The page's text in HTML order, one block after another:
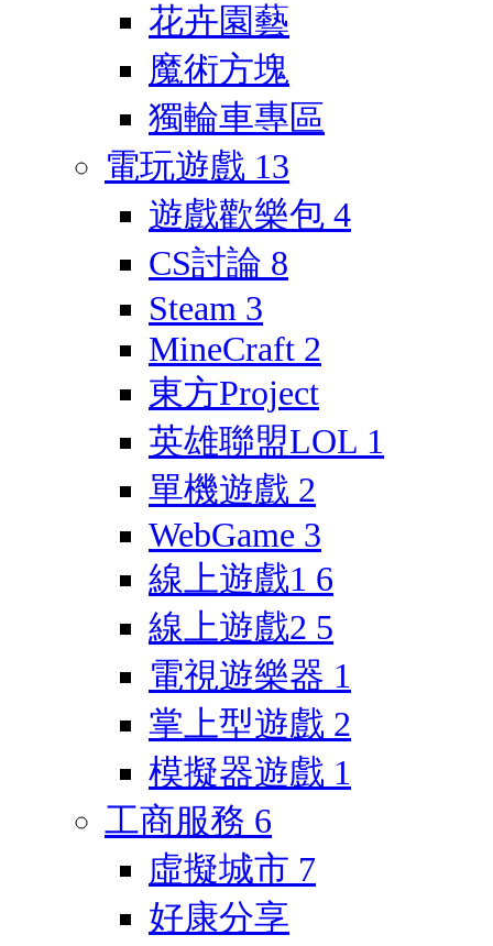
花卉園藝
魔術方塊
獨輪車專區
電玩遊戲 13
遊戲歡樂包 4
CS討論 8
Steam 3
MineCraft 2
東方Project
英雄聯盟LOL 1
單機遊戲 2
WebGame 3
線上遊戲1 6
線上遊戲2 5
電視遊樂器 1
掌上型遊戲 2
模擬器遊戲 1
工商服務 6
虛擬城市 7
好康分享